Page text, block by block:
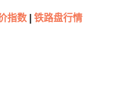
指数| 铁路盘行情